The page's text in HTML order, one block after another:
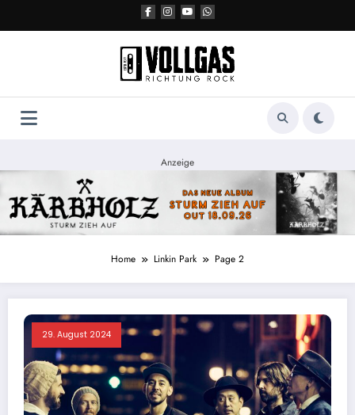
Anzeige
Home Linkin Park Page 2
29. August 2024